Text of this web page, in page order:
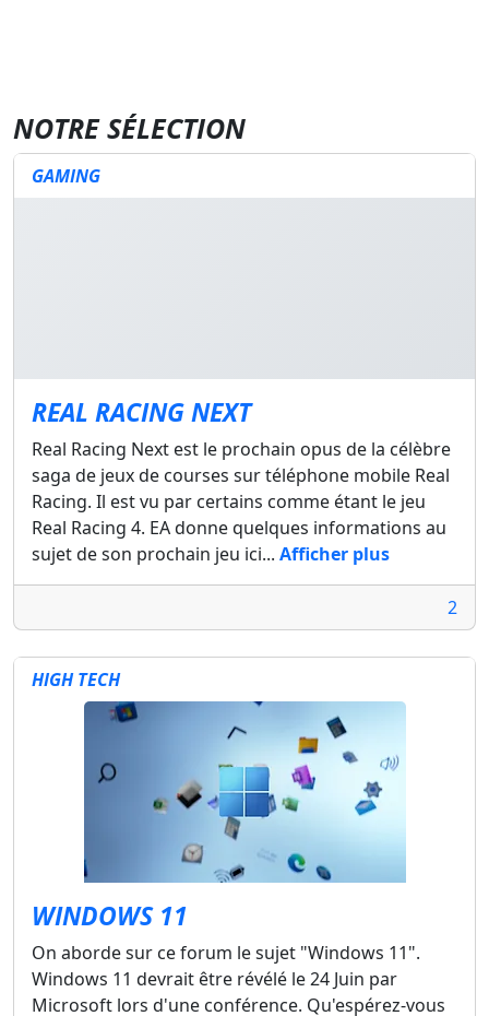
NOTRE SÉLECTION
GAMING
REAL RACING NEXT
Real Racing Next est le prochain opus de la célèbre
saga de jeux de courses sur téléphone mobile Real
Racing. Il est vu par certains comme étant le jeu
Real Racing 4. EA donne quelques informations au
sujet de son prochain jeu ici... Afficher plus
2
HIGH TECH
WINDOWS 11
On aborde sur ce forum le sujet "Windows 11".
Windows 11 devrait être révélé le 24 Juin par
Microsoft lors d'une conférence. Qu'espérez-vous